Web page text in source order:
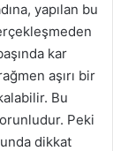
yapılan bu
kar
aşırı bir
Bu
Peki
dikkat